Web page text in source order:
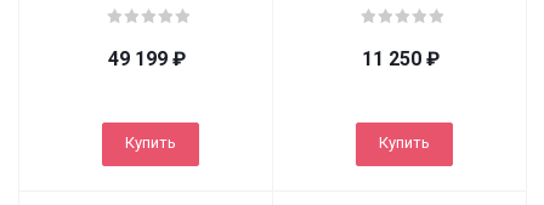
49 199₽
Купить
11 250₽
Купить